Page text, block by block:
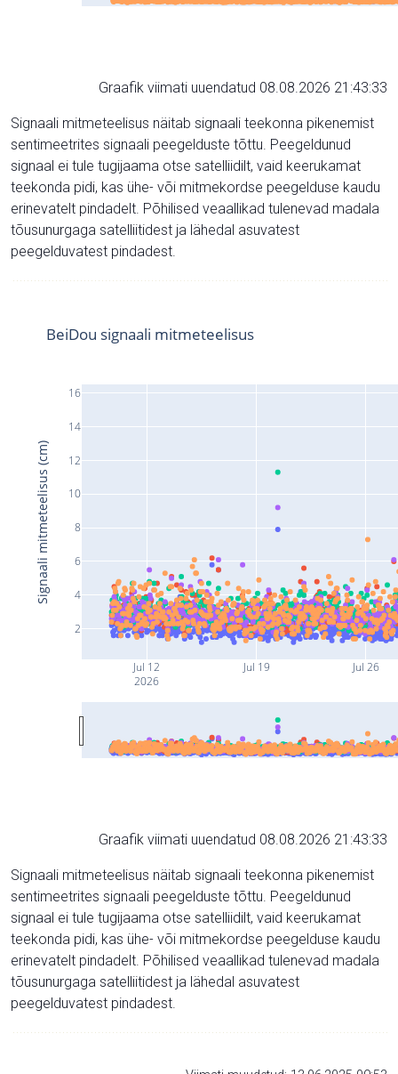
Graafik viimati uuendatud 08.08.2026 21:43:33
Signaali mitmeteelisus näitab signaali teekonna pikenemist
sentimeetrites signaali peegelduste tõttu. Peegeldunud
signaal ei tule tugijaama otse satelliidilt, vaid keerukamat
teekonda pidi, kas ühe- või mitmekordse peegelduse kaudu
erinevatelt pindadelt. Põhilised veaallikad tulenevad madala
tõusunurgaga satelliitidest ja lähedal asuvatest
peegelduvatest pindadest.
Jul 12
2026
Jul 19 Jul 26
2
4
6
8
10
12
14
16
BeiDou signaali mitmeteelisus
Signaali mitmeteelisus (cm)
Graafik viimati uuendatud 08.08.2026 21:43:33
Signaali mitmeteelisus näitab signaali teekonna pikenemist
sentimeetrites signaali peegelduste tõttu. Peegeldunud
signaal ei tule tugijaama otse satelliidilt, vaid keerukamat
teekonda pidi, kas ühe- või mitmekordse peegelduse kaudu
erinevatelt pindadelt. Põhilised veaallikad tulenevad madala
tõusunurgaga satelliitidest ja lähedal asuvatest
peegelduvatest pindadest.